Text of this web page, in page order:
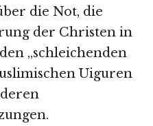
die Not, die
der Christen in
„schleichenden
Uiguren